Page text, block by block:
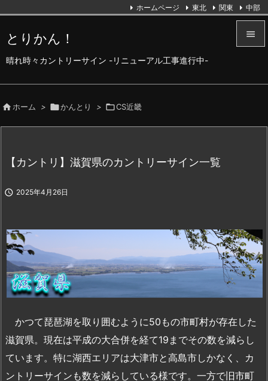
とりかん！
晴れ時々カントリーサイン -リニューアル工事進行中-

ホームページ 東北 関東 中部
 ホーム > かんとり > CS近畿
【カントリ】滋賀県のカントリーサイン一覧
 2025年4月26日
かつて琵琶湖を取り囲むように50もの市町村が存在した
滋賀県。現在は平成の大合併を経て19までその数を減らし
ています。特に湖西エリアは大津市と高島市しかなく、カ
ントリーサインも数を減らしている様です。一方で旧市町